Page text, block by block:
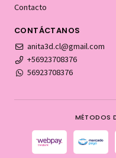
Contacto
CONTÁCTANOS
anita3d.cl@gmail.com
+56923708376
56923708376
MÉTODOS